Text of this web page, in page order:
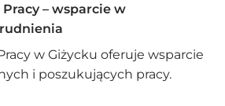
– wsparcie w
w Giżycku oferuje wsparcie
i poszukujących pracy.